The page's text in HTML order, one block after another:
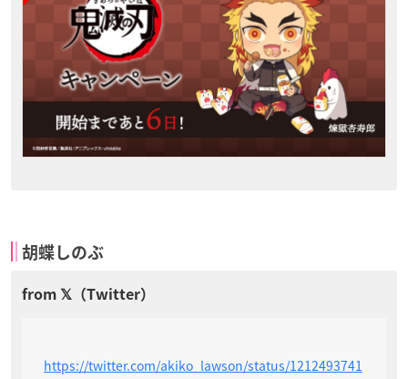
胡蝶しのぶ
https://twitter.com/akiko_lawson/status/1212493741